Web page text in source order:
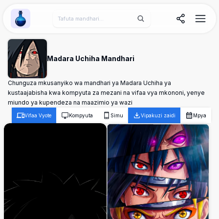
Wallpaper Alchemy
Madara Uchiha Mandhari
Chunguza mkusanyiko wa mandhari ya Madara Uchiha ya
kustaajabisha kwa kompyuta za mezani na vifaa vya mkononi, yenye
miundo ya kupendeza na maazimio ya wazi
Vifaa Vyote Kompyuta Simu Vipakuzi zaidi Mpya